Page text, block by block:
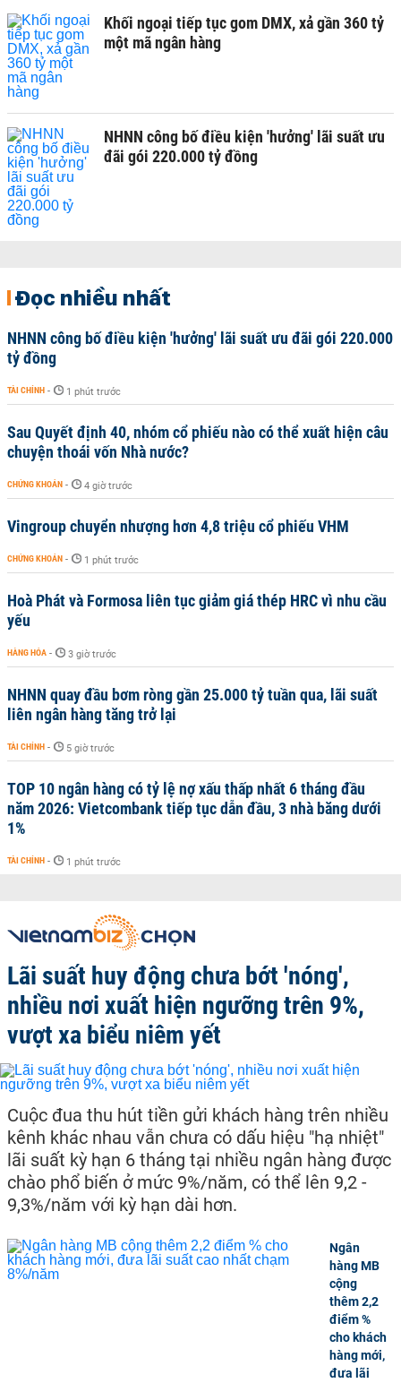
Khối ngoại tiếp tục gom DMX, xả gần 360 tỷ
một mã ngân hàng
NHNN công bố điều kiện 'hưởng' lãi suất ưu
đãi gói 220.000 tỷ đồng
Đọc nhiều nhất
NHNN công bố điều kiện 'hưởng' lãi suất ưu đãi gói 220.000
tỷ đồng
TÀI CHÍNH - 1 phút trước
Sau Quyết định 40, nhóm cổ phiếu nào có thể xuất hiện câu
chuyện thoái vốn Nhà nước?
CHỨNG KHOÁN - 4 giờ trước
Vingroup chuyển nhượng hơn 4,8 triệu cổ phiếu VHM
CHỨNG KHOÁN - 1 phút trước
Hoà Phát và Formosa liên tục giảm giá thép HRC vì nhu cầu
yếu
HÀNG HÓA - 3 giờ trước
NHNN quay đầu bơm ròng gần 25.000 tỷ tuần qua, lãi suất
liên ngân hàng tăng trở lại
TÀI CHÍNH - 5 giờ trước
TOP 10 ngân hàng có tỷ lệ nợ xấu thấp nhất 6 tháng đầu
năm 2026: Vietcombank tiếp tục dẫn đầu, 3 nhà băng dưới
1%
TÀI CHÍNH - 1 phút trước
Lãi suất huy động chưa bớt 'nóng',
nhiều nơi xuất hiện ngưỡng trên 9%,
vượt xa biểu niêm yết
Cuộc đua thu hút tiền gửi khách hàng trên nhiều
kênh khác nhau vẫn chưa có dấu hiệu "hạ nhiệt"
lãi suất kỳ hạn 6 tháng tại nhiều ngân hàng được
chào phổ biến ở mức 9%/năm, có thể lên 9,2 -
9,3%/năm với kỳ hạn dài hơn.
Ngân
hàng MB
cộng
thêm 2,2
điểm %
cho khách
hàng mới,
đưa lãi